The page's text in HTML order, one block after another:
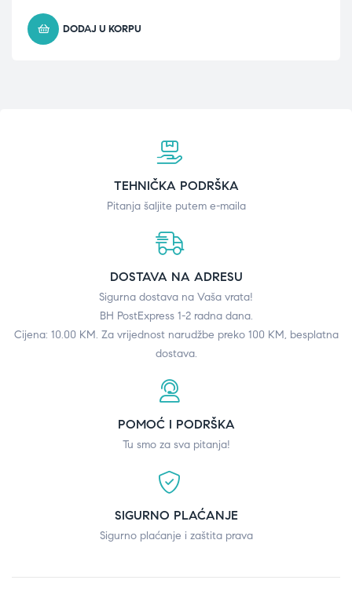
DODAJ U KORPU
TEHNIČKA PODRŠKA
Pitanja šaljite putem e-maila
DOSTAVA NA ADRESU
Sigurna dostava na Vaša vrata!
BH PostExpress 1-2 radna dana.
Cijena: 10.00 KM. Za vrijednost narudžbe preko 100 KM, besplatna
dostava.
POMOĆ I PODRŠKA
Tu smo za sva pitanja!
SIGURNO PLAĆANJE
Sigurno plaćanje i zaštita prava